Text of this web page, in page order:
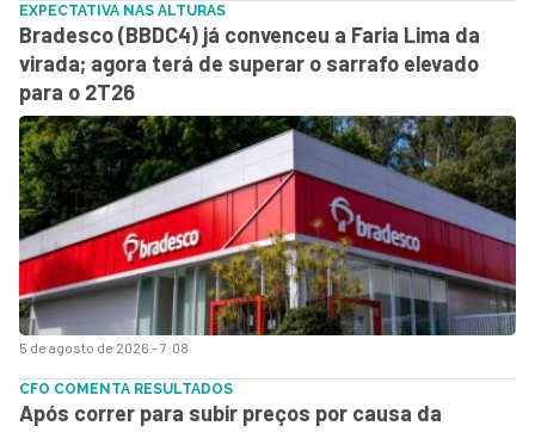
5 de agosto de 2026 - 7:08
EXPECTATIVA NAS ALTURAS
Bradesco (BBDC4) já convenceu a Faria Lima da
virada; agora terá de superar o sarrafo elevado
para o 2T26
CFO COMENTA RESULTADOS
Após correr para subir preços por causa da